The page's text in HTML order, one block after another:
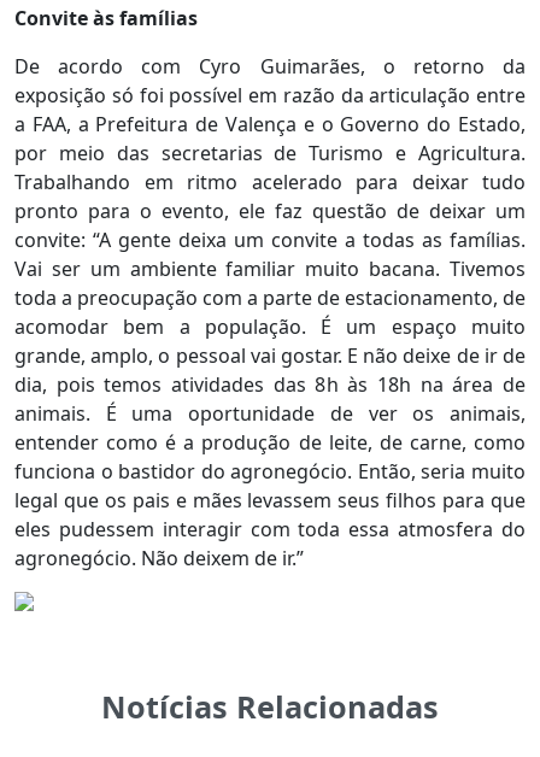
Convite às famílias
De acordo com Cyro Guimarães, o retorno da
exposição só foi possível em razão da articulação entre
a FAA, a Prefeitura de Valença e o Governo do Estado,
por meio das secretarias de Turismo e Agricultura.
Trabalhando em ritmo acelerado para deixar tudo
pronto para o evento, ele faz questão de deixar um
convite: “A gente deixa um convite a todas as famílias.
Vai ser um ambiente familiar muito bacana. Tivemos
toda a preocupação com a parte de estacionamento, de
acomodar bem a população. É um espaço muito
grande, amplo, o pessoal vai gostar. E não deixe de ir de
dia, pois temos atividades das 8h às 18h na área de
animais. É uma oportunidade de ver os animais,
entender como é a produção de leite, de carne, como
funciona o bastidor do agronegócio. Então, seria muito
legal que os pais e mães levassem seus filhos para que
eles pudessem interagir com toda essa atmosfera do
agronegócio. Não deixem de ir.”
Notícias Relacionadas